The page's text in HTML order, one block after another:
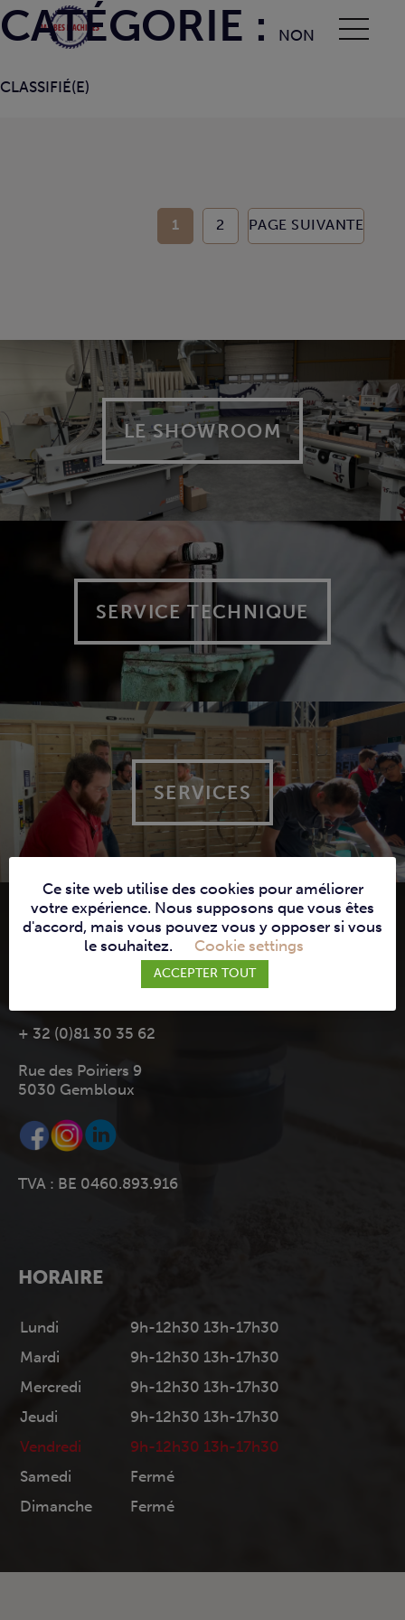
CATÉGORIE : NON
CLASSIFIÉ(E)
PAGE
1 PAGE
2 PAGE SUIVANTE
LE SHOWROOM
SERVICE TECHNIQUE
SERVICES
JAMBES MACHINES
+ 32 (0)81 30 35 62
Rue des Poiriers 9
5030 Gembloux
TVA : BE 0460.893.916
HORAIRE
Lundi
9h-12h30 13h-17h30
Mardi
9h-12h30 13h-17h30
Mercredi
9h-12h30 13h-17h30
Jeudi
9h-12h30 13h-17h30
Vendredi
9h-12h30 13h-17h30
Samedi
Fermé
Dimanche
Fermé
Ce site web utilise des cookies pour améliorer
votre expérience. Nous supposons que vous êtes
d'accord, mais vous pouvez vous y opposer si vous
le souhaitez.
Cookie settings
ACCEPTER TOUT